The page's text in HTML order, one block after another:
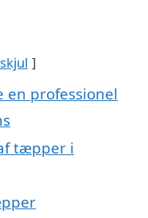
skjul
en professionel
tæpper i